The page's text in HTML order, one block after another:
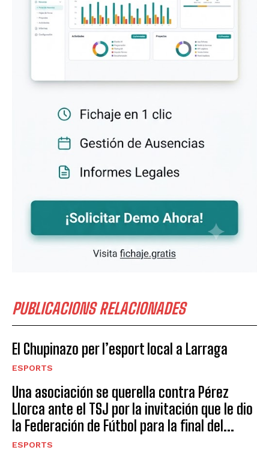
PUBLICACIONS RELACIONADES
El Chupinazo per l’esport local a Larraga
ESPORTS
Una asociación se querella contra Pérez
Llorca ante el TSJ por la invitación que le dio
la Federación de Fútbol para la final del...
ESPORTS